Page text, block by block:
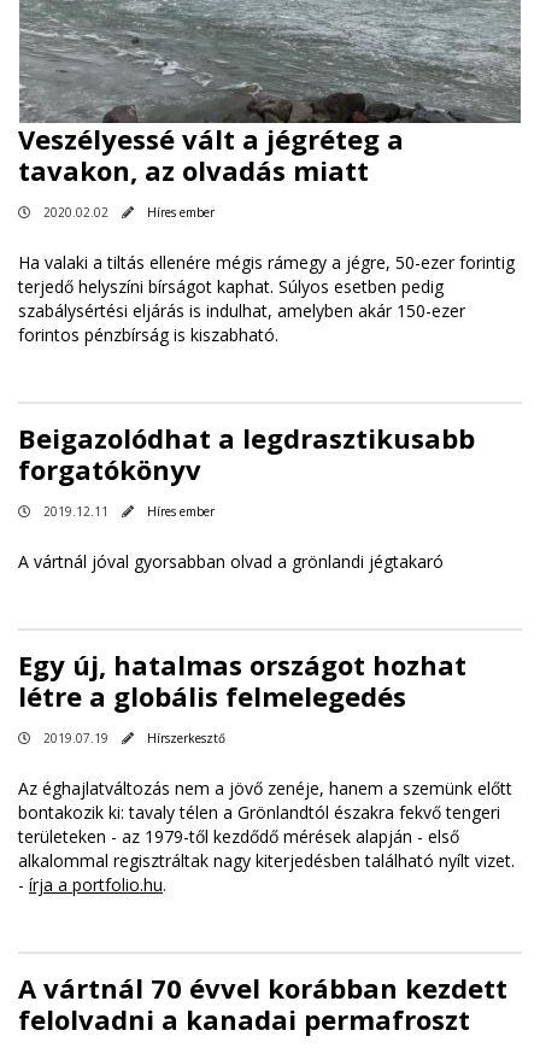
Veszélyessé vált a jégréteg a
tavakon, az olvadás miatt
2020.02.02 Híres ember
Ha valaki a tiltás ellenére mégis rámegy a jégre, 50-ezer forintig
terjedő helyszíni bírságot kaphat. Súlyos esetben pedig
szabálysértési eljárás is indulhat, amelyben akár 150-ezer
forintos pénzbírság is kiszabható.
Beigazolódhat a legdrasztikusabb
forgatókönyv
2019.12.11 Híres ember
A vártnál jóval gyorsabban olvad a grönlandi jégtakaró
Egy új, hatalmas országot hozhat
létre a globális felmelegedés
2019.07.19 Hírszerkesztő
Az éghajlatváltozás nem a jövő zenéje, hanem a szemünk előtt
bontakozik ki: tavaly télen a Grönlandtól északra fekvő tengeri
területeken - az 1979-től kezdődő mérések alapján - első
alkalommal regisztráltak nagy kiterjedésben található nyílt vizet.
- írja a portfolio.hu.
A vártnál 70 évvel korábban kezdett
felolvadni a kanadai permafroszt